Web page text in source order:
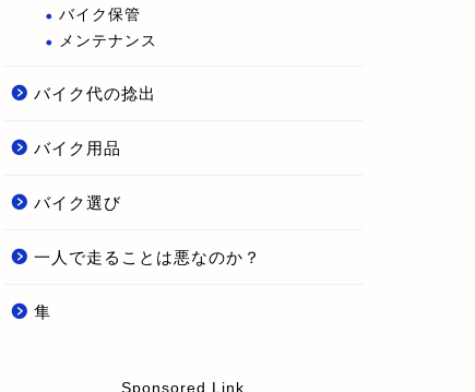
バイク保管
メンテナンス
バイク代の捻出
バイク用品
バイク選び
一人で走ることは悪なのか？
隼
Sponsored Link